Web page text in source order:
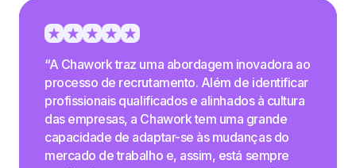
“A Chawork traz uma abordagem inovadora ao
processo de recrutamento. Além de identificar
profissionais qualificados e alinhados à cultura
das empresas, a Chawork tem uma grande
capacidade de adaptar-se às mudanças do
mercado de trabalho e, assim, está sempre